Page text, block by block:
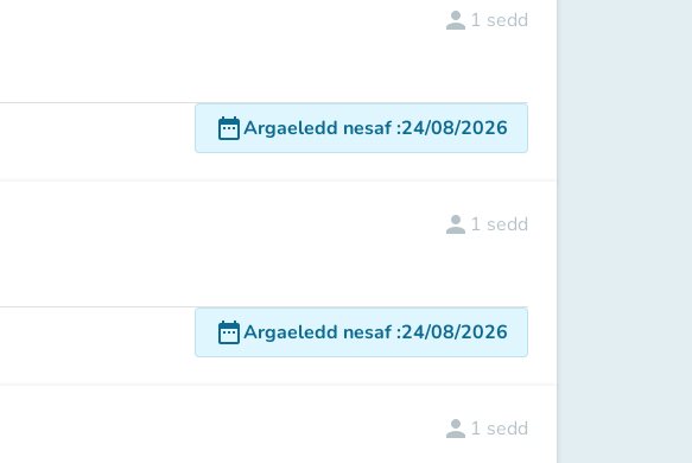
person 1 sedd
date_rangeArgaeledd nesaf:24/08/2026
person 1 sedd
date_rangeArgaeledd nesaf:24/08/2026
person 1 sedd